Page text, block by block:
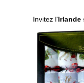
Invitez l'Irlande